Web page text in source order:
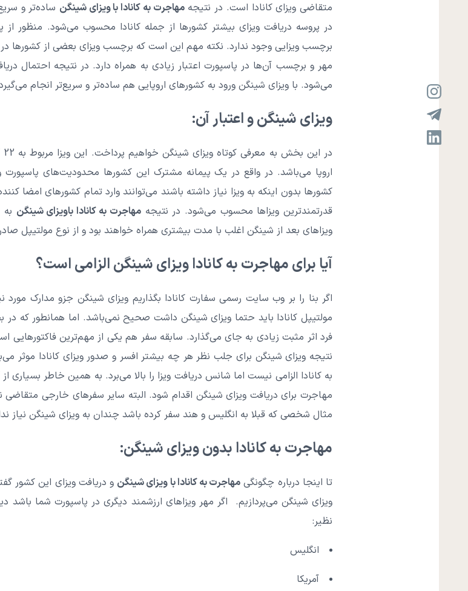
متقاضی ویزای کانادا است. در نتیجهمهاجرت به کانادا با ویزای شینگن ساده‌تر و
در پروسه دریافت ویزای بیشتر کشورها از جمله کانادا محسوب می‌شود. منظور
برچسب ویزایی وجود ندارد. نکته مهم این است که برچسب ویزای بعضی از کشورها
مهر و برچسب آن‌ها در پاسپورت اعتبار زیادی به همراه دارد. در نتیجه احتمال
می‌شود. با ویزای شینگن ورود به کشورهای اروپایی هم ساده‌تر و سریع‌تر انجام
ویزای شینگن و اعتبار آن:
اروپا می‌باشد. در واقع در یک پیمانه مشترک این کشورها محدودیت‌های پاسپورت و
کشورها بدون اینکه به ویزا نیاز داشته باشند می‌توانند وارد تمام کشورهای امضا
قدرتمندترین ویزاها محسوب می‌شود. در نتیجه مهاجرت به کانادا باویزای شینگن
ویزاهای بعد از شینگن اغلب با مدت بیشتری همراه خواهند بود و از نوع مولتیپل
آیا برای مهاجرت به کانادا ویزای شینگن الزامی است؟
اگر بنا را بر وب سایت رسمی سفارت کانادا بگذاریم ویزای شینگن جزو مدارک
مولتیپل کانادا باید حتما ویزای شینگن داشت صحیح نمی‌باشد. اما همانطور که
فرد اثر مثبت زیادی به جای می‌گذارد. سابقه سفر هم یکی از مهم‌ترین فاکتورهایی
نتیجه ویزای شینگن برای جلب نظر هر چه بیشتر افسر و صدور ویزای کانادا موثر
به کانادا الزامی نیست اما شانس دریافت ویزا را بالا می‌برد. به همین خاطر بسیاری
مهاجرت برای دریافت ویزای شینگن اقدام شود. البته سایر سفرهای خارجی متقاضی
مثال شخصی که قبلا به انگلیس و هند سفر کرده باشد چندان به ویزای شینگن نیاز
مهاجرت به کانادا بدون ویزای شینگن:
تا اینجا درباره چگونگی مهاجرت به کانادا با ویزای شینگن و دریافت ویزای این کشور
ویزای شینگن می‌پردازیم. اگر مهر ویزاهای ارزشمند دیگری در پاسپورت شما
نظیر:
انگلیس
آمریکا